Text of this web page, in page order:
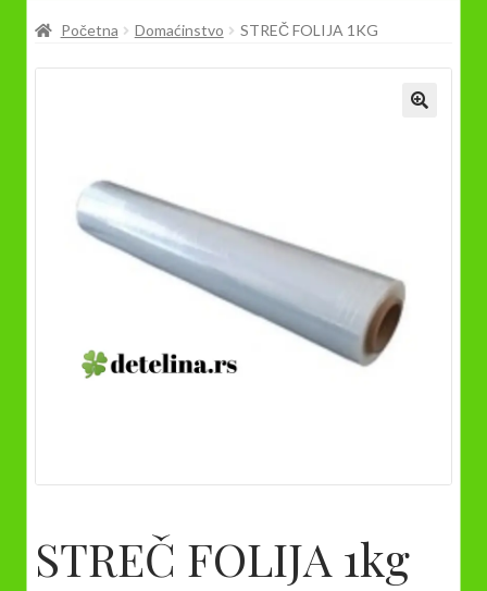
Prodavnica
Početna Domaćinstvo STREČ FOLIJA 1KG
STREČ FOLIJA 1kg